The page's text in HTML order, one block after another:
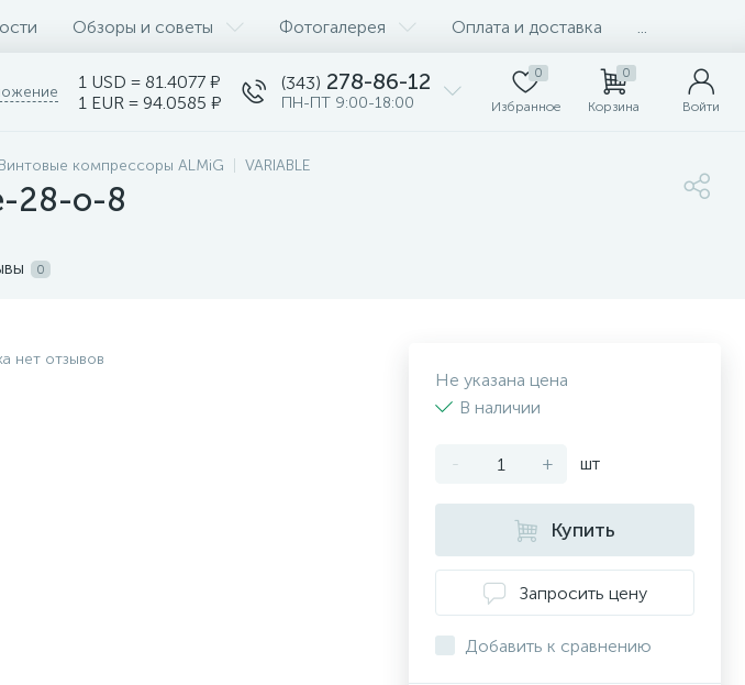
Обзоры и советы Фотогалерея Оплата и доставка
1 USD = 81.4077 ₽
1 EUR = 94.0585 ₽
(343) 278-86-12
ПН-ПТ 9:00-18:00
0
Избранное
0
Корзина Войти
Винтовые компрессоры ALMiG VARIABLE
28-o-8
0
нет отзывов
Не указана цена
В наличии
- + шт
Купить
Запросить цену
Добавить к сравнению